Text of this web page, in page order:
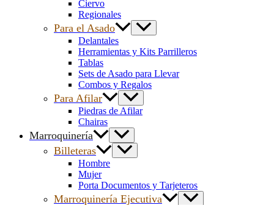
Ciervo
Regionales
Para el Asado
Delantales
Herramientas y Kits Parrilleros
Tablas
Sets de Asado para Llevar
Combos y Regalos
Para Afilar
Piedras de Afilar
Chairas
Marroquinería
Billeteras
Hombre
Mujer
Porta Documentos y Tarjeteros
Marroquinería Ejecutiva